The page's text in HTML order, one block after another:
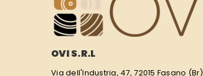
OVI S.R.L
Via dell'Industria, 47, 72015 Fasano (Br)